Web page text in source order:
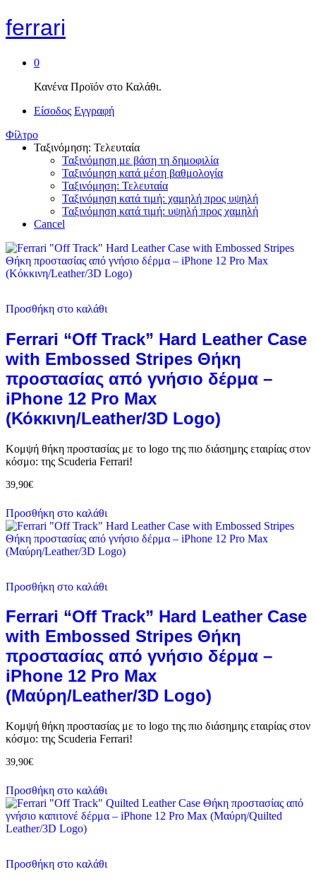
ferrari
0
Κανένα Προϊόν στο Καλάθι.
Είσοδος Εγγραφή
Φίλτρο
Ταξινόμηση: Τελευταία
Ταξινόμηση με βάση τη δημοφιλία
Ταξινόμηση κατά μέση βαθμολογία
Ταξινόμηση: Τελευταία
Ταξινόμηση κατά τιμή: χαμηλή προς υψηλή
Ταξινόμηση κατά τιμή: υψηλή προς χαμηλή
Cancel
Προσθήκη στο καλάθι
Ferrari “Off Track” Hard Leather Case
with Embossed Stripes Θήκη
προστασίας από γνήσιο δέρμα –
iPhone 12 Pro Max
(Κόκκινη/Leather/3D Logo)
Κομψή θήκη προστασίας με το logo της πιο διάσημης εταιρίας στον
κόσμο: της Scuderia Ferrari!
39,90€
Προσθήκη στο καλάθι
Προσθήκη στο καλάθι
Ferrari “Off Track” Hard Leather Case
with Embossed Stripes Θήκη
προστασίας από γνήσιο δέρμα –
iPhone 12 Pro Max
(Μαύρη/Leather/3D Logo)
Κομψή θήκη προστασίας με το logo της πιο διάσημης εταιρίας στον
κόσμο: της Scuderia Ferrari!
39,90€
Προσθήκη στο καλάθι
Προσθήκη στο καλάθι